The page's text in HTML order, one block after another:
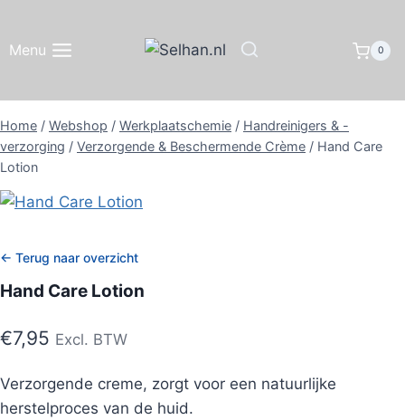
inhoud
Menu 0
Home / Webshop / Werkplaatschemie / Handreinigers & -
verzorging / Verzorgende & Beschermende Crème / Hand Care
Lotion
← Terug naar overzicht
Hand Care Lotion
€7,95 Excl. BTW
Verzorgende creme, zorgt voor een natuurlijke
herstelproces van de huid.